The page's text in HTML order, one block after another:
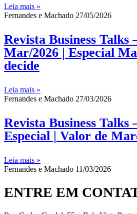
Leia mais »
Fernandes e Machado 27/05/2026
Revista Business Talks
Mar/2026 | Especial
decide
Leia mais »
Fernandes e Machado 27/03/2026
Revista Business Talks
Especial | Valor de
Leia mais »
Fernandes e Machado 11/03/2026
ENTRE EM